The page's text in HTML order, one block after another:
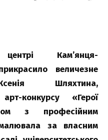
Кам’янця-
величезне
Шляхтина,
конкурсу «Герої
з професійним
за власним